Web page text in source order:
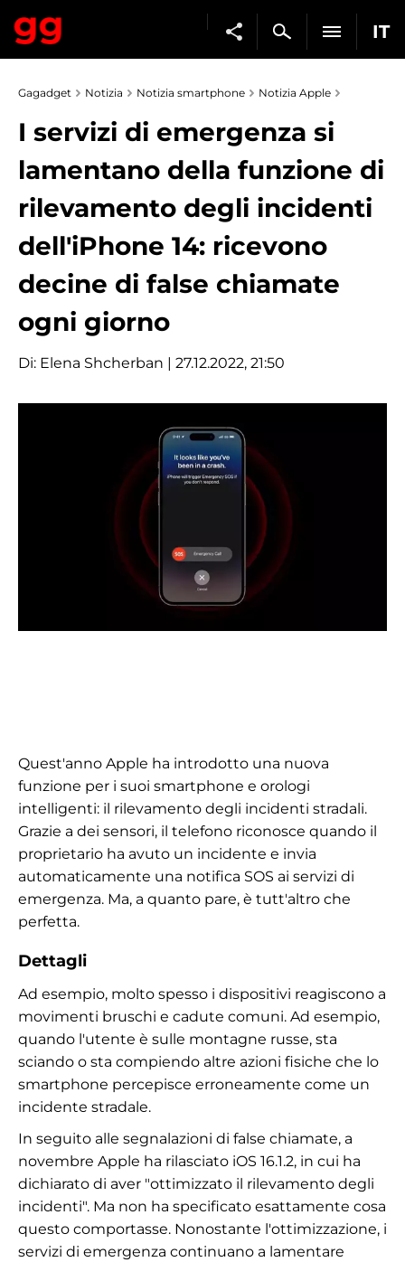
IT
Gagadget Notizia Notizia smartphone Notizia Apple
I servizi di emergenza si
lamentano della funzione di
rilevamento degli incidenti
dell'iPhone 14: ricevono
decine di false chiamate
ogni giorno
Di: Elena Shcherban | 27.12.2022, 21:50
Quest'anno Apple ha introdotto una nuova
funzione per i suoi smartphone e orologi
intelligenti: il rilevamento degli incidenti stradali.
Grazie a dei sensori, il telefono riconosce quando il
proprietario ha avuto un incidente e invia
automaticamente una notifica SOS ai servizi di
emergenza. Ma, a quanto pare, è tutt'altro che
perfetta.
Dettagli
Ad esempio, molto spesso i dispositivi reagiscono a
movimenti bruschi e cadute comuni. Ad esempio,
quando l'utente è sulle montagne russe, sta
sciando o sta compiendo altre azioni fisiche che lo
smartphone percepisce erroneamente come un
incidente stradale.
In seguito alle segnalazioni di false chiamate, a
novembre Apple ha rilasciato iOS 16.1.2, in cui ha
dichiarato di aver "ottimizzato il rilevamento degli
incidenti". Ma non ha specificato esattamente cosa
questo comportasse. Nonostante l'ottimizzazione, i
servizi di emergenza continuano a lamentare